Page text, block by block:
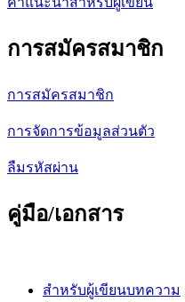
การสมัครสมาชิก
การสมัครสมาชิก
การจัดการข้อมูลส่วนตัว
ลืมรหัสผ่าน
คู่มือ/เอกสาร
สำหรับผู้เขียนบทความ